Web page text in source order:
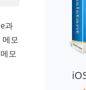
과
메모
모